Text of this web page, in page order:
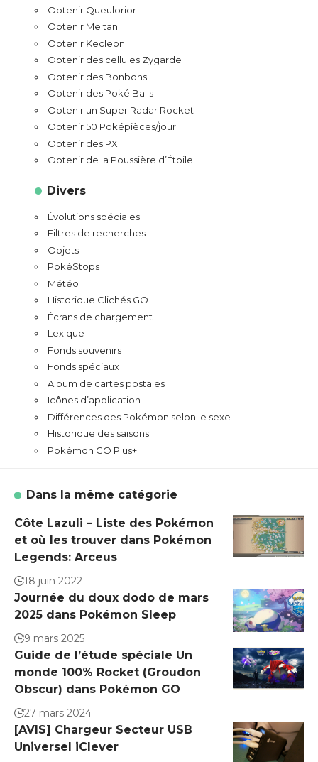
Obtenir Queulorior
Obtenir Meltan
Obtenir Kecleon
Obtenir des cellules Zygarde
Obtenir des Bonbons L
Obtenir des Poké Balls
Obtenir un Super Radar Rocket
Obtenir 50 Poképièces/jour
Obtenir des PX
Obtenir de la Poussière d’Étoile
Divers
Évolutions spéciales
Filtres de recherches
Objets
PokéStops
Météo
Historique Clichés GO
Écrans de chargement
Lexique
Fonds souvenirs
Fonds spéciaux
Album de cartes postales
Icônes d’application
Différences des Pokémon selon le sexe
Historique des saisons
Pokémon GO Plus+
Dans la même catégorie
Côte Lazuli – Liste des Pokémon
et où les trouver dans Pokémon
Legends: Arceus
18 juin 2022
Journée du doux dodo de mars
2025 dans Pokémon Sleep
9 mars 2025
Guide de l’étude spéciale Un
monde 100% Rocket (Groudon
Obscur) dans Pokémon GO
27 mars 2024
[AVIS] Chargeur Secteur USB
Universel iClever